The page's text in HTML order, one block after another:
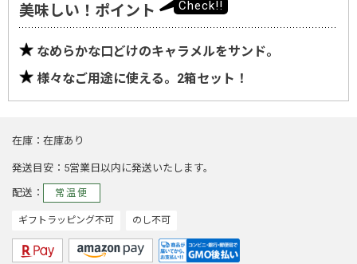
美味しい！ポイント
なめらかな口どけのキャラメルをサンド。
様々なご用途に使える。2箱セット！
在庫 在庫あり
発送目安 5営業日以内に発送いたします。
配送 常温便
ギフトラッピング不可 のし不可